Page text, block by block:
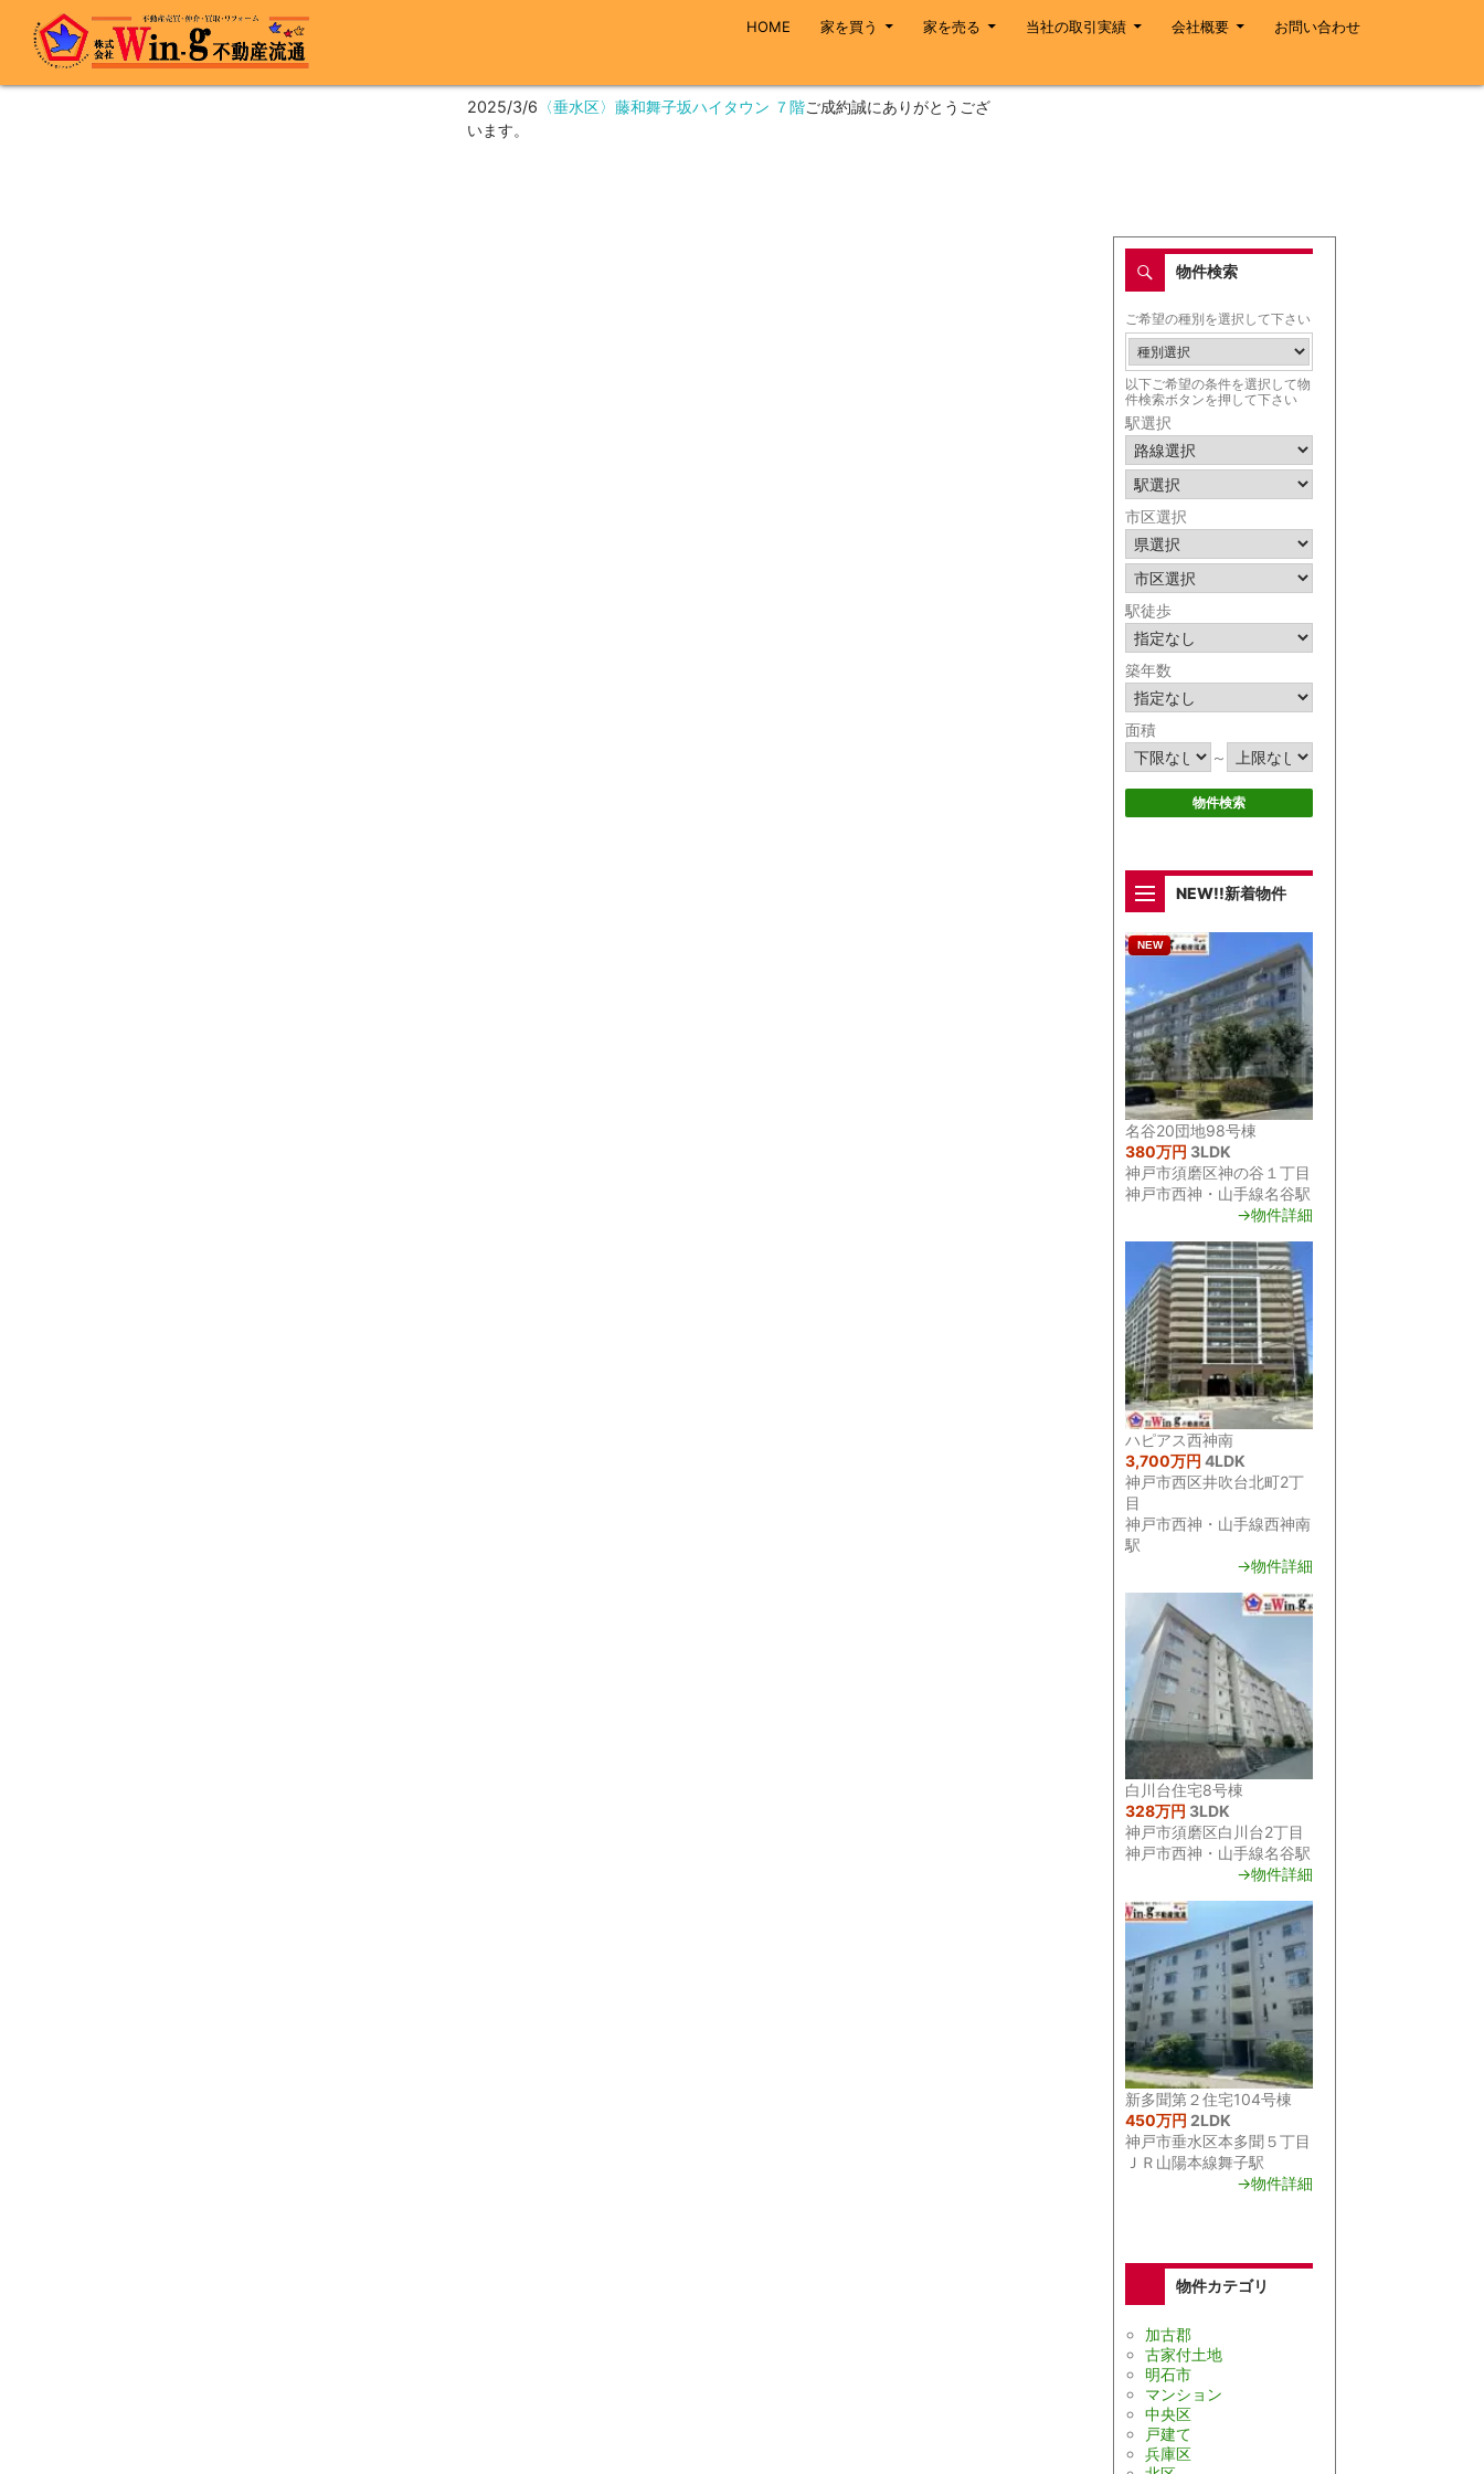
HOME
家を買う 家を売る 当社の取引実績 会社概要 お問い合わせ
最終更新日:2025/03/06
2025/3/6 〈垂水区〉藤和舞子坂ハイタウン ７階ご成約誠にありがとうござ
います。
物件検索
ご希望の種別を選択して下さい
以下ご希望の条件を選択して物
件検索ボタンを押して下さい
駅選択
市区選択
駅徒歩
築年数
面積
～
NEW!!新着物件
NEW
名谷20団地98号棟
380万円 3LDK
神戸市須磨区神の谷１丁目
神戸市西神・山手線名谷駅
→物件詳細
ハピアス西神南
3,700万円4LDK
神戸市西区井吹台北町2丁
目
神戸市西神・山手線西神南
駅
→物件詳細
白川台住宅8号棟
328万円 3LDK
神戸市須磨区白川台2丁目
神戸市西神・山手線名谷駅
→物件詳細
新多聞第２住宅104号棟
450万円2LDK
神戸市垂水区本多聞５丁目
ＪＲ山陽本線舞子駅
→物件詳細
物件カテゴリ
加古郡
古家付土地
明石市
マンション
中央区
戸建て
兵庫区